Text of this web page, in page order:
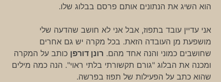
הוא השיג את הנתונים אותם פרסם בבלוג שלו.
אני עדיין עובד בתפוז, אבל אני לא חושב שהדעה שלי
מושפעת מן העובדה הזאת. בכל מקרה יש גם אחרים
שחושבים כמוני והנה אחד מהם. רונן דורפן כותב על המקרה
ומכנה את הבלוג "גורם תקשורתי בלתי ראוי". הנה כמה מילים
שהוא כתב על הפעילות של תפוז בפרשה.